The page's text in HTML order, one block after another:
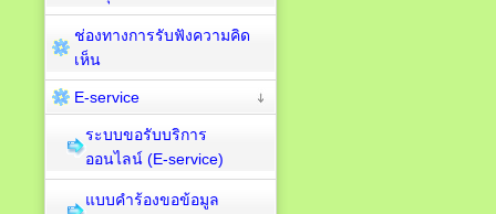
ช่องทางการรับฟังความคิด
เห็น
E-service
ระบบขอรับบริการ
ออนไลน์ (E-service)
แบบคำร้องขอข้อมูล